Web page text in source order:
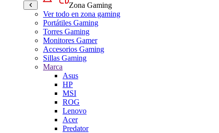
Zona Gaming
Ver todo en zona gaming
Portátiles Gaming
Torres Gaming
Monitores Gamer
Accesorios Gaming
Sillas Gaming
Marca
Asus
HP
MSI
ROG
Lenovo
Acer
Predator